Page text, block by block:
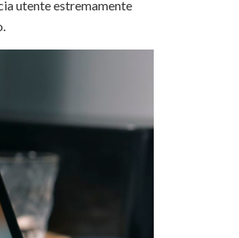
utente estremamente